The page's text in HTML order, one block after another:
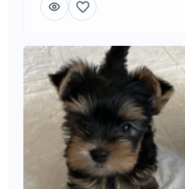
de mi correo para fotos y mas